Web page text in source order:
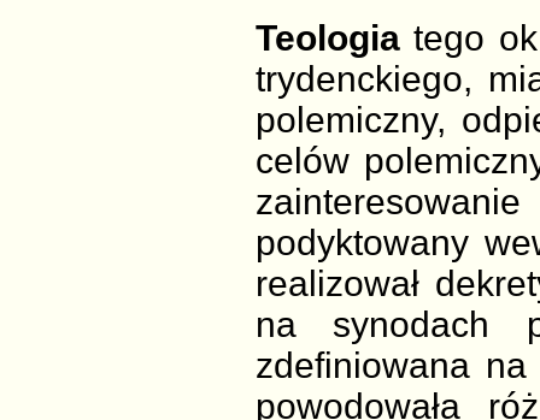
Teologia tego
trydenckiego,
polemiczny,
celów
podyktowany
realizował
na synodach
zdefiniowana
powodowała